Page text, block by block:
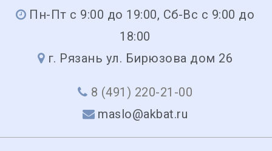
Пн-Пт с 9:00 до 19:00, Сб-Вс с 9:00 до
18:00
г. Рязань ул. Бирюзова дом 26
8 (491) 220-21-00
maslo@akbat.ru